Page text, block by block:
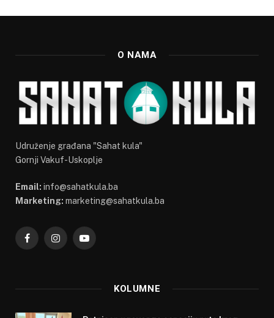
O NAMA
Udruženje građana "Sahat kula"
Gornji Vakuf-Uskoplje
Email: info@sahatkula.ba
Marketing: marketing@sahatkula.ba
FacebookInstagramYouTube
KOLUMNE